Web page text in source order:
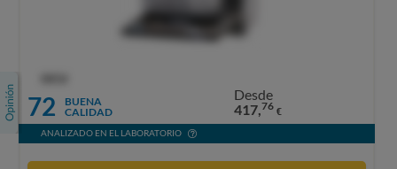
72
BUENA
CALIDAD
Desde
417,76 €
ANALIZADO EN EL LABORATORIO